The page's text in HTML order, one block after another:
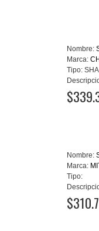
Nombre:
Marca:
Tipo:
Nombre:
Marca:
Tipo: